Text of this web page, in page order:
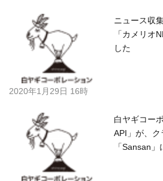
ニュース収
「カメリオ
した
2020年1月29日 16時
白ヤギコー
API」が、ク
「Sansan」